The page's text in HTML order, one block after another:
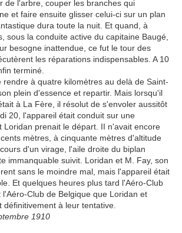
de l'arbre, couper les branches qui
et faire ensuite glisser celui-ci sur un plan
dura toute la nuit. Et quand, à
sous la conduite active du capitaine Baugé,
besogne inattendue, ce fut le tour des
les réparations indispensables. A 10
terminé.
rendre à quatre kilomètres au delà de Saint-
plein d'essence et repartir. Mais lorsqu'il
à La Fère, il résolut de s'envoler aussitôt
20, l'appareil était conduit sur une
Loridan prenait le départ. II n'avait encore
mètres, à cinquante mètres d'altitude
d'un virage, l'aile droite du biplan
immanquable suivit. Loridan et M. Fay, son
sans le moindre mal, mais l'appareil était
Et quelques heures plus tard l'Aéro-Club
Club de Belgique que Loridan et
définitivement à leur tentative.
1910